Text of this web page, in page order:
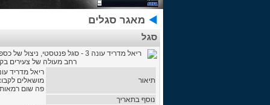
מאגר סגלים
סגל
תיאור
פה שום רמאות
נוסף בתאריך